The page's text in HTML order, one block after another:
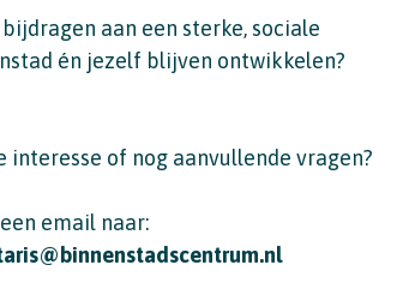
aan een sterke, sociale
én jezelf blijven ontwikkelen?
interesse of nog aanvullende vragen?
email naar: